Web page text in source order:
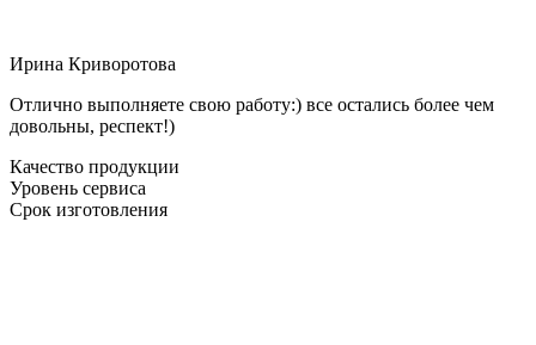
Ирина Криворотова
Отлично выполняете свою работу:) все остались более чем
довольны, респект!)
Качество продукции
Уровень сервиса
Срок изготовления